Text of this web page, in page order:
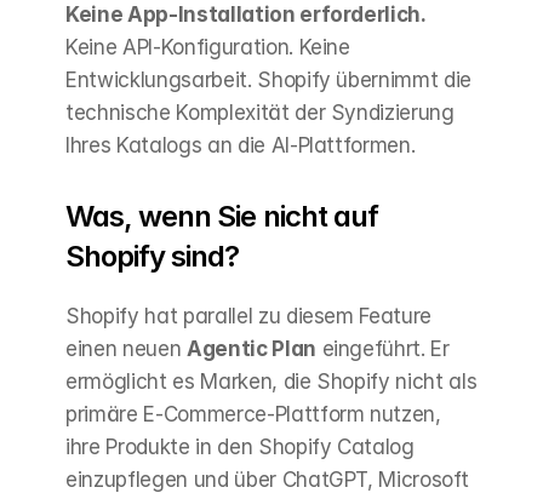
Keine App-Installation erforderlich.
Keine API-Konfiguration. Keine
Entwicklungsarbeit. Shopify übernimmt die
technische Komplexität der Syndizierung
Ihres Katalogs an die AI-Plattformen.
Was, wenn Sie nicht auf
Shopify sind?
Shopify hat parallel zu diesem Feature
einen neuen Agentic Plan eingeführt. Er
ermöglicht es Marken, die Shopify nicht als
primäre E-Commerce-Plattform nutzen,
ihre Produkte in den Shopify Catalog
einzupflegen und über ChatGPT, Microsoft